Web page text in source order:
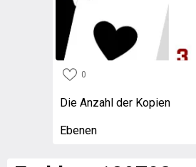
0
Die Anzahl der Kopien
Ebenen